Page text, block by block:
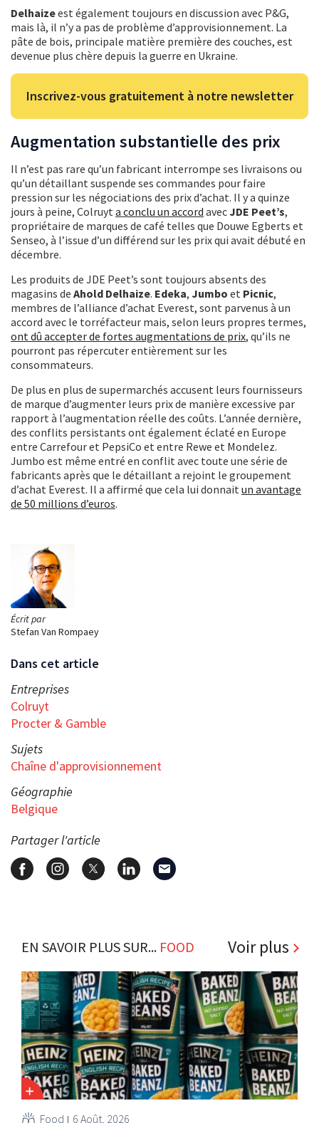
Écrit par
Stefan Van Rompaey
Dans cet article
Entreprises
Colruyt
Procter & Gamble
Sujets
Chaîne d'approvisionnement
Géographie
Belgique
Partager l'article
Delhaizeest également toujours en discussion avec P&G,
mais là, il n’y a pas de problème d’approvisionnement. La
pâte de bois, principale matière première des couches, est
devenue plus chère depuis la guerre en Ukraine.
Inscrivez-vous gratuitement à notre newsletter
Augmentation substantielle des prix
Il n’est pas rare qu’un fabricant interrompe ses livraisons ou
qu’un détaillant suspende ses commandes pour faire
pression sur les négociations des prix d’achat. Il y a quinze
jours à peine, Colruyta conclu un accord avecJDE Peet’s,
propriétaire de marques de café telles que Douwe Egberts et
Senseo, à l’issue d’un différend sur les prix qui avait débuté en
décembre.
Les produits de JDE Peet’s sont toujours absents des
magasins de Ahold Delhaize. Edeka, Jumbo et Picnic,
membres de l’alliance d’achat Everest, sont parvenus à un
accord avec le torréfacteur mais, selon leurs propres termes,
ont dû accepter de fortes augmentations de prix, qu’ils ne
pourront pas répercuter entièrement sur les
consommateurs.
De plus en plus de supermarchés accusent leurs fournisseurs
de marque d’augmenter leurs prix de manière excessive par
rapport à l’augmentation réelle des coûts. L’année dernière,
des conflits persistants ont également éclaté en Europe
entre Carrefour et PepsiCo et entre Rewe et Mondelez.
Jumbo est même entré en conflit avec toute une série de
fabricants après que le détaillant a rejoint le groupement
d’achat Everest. Il a affirmé que cela lui donnaitun avantage
de 50 millions d’euros.
EN SAVOIR PLUS SUR... FOOD Voir plus
Food 6 Août, 2026